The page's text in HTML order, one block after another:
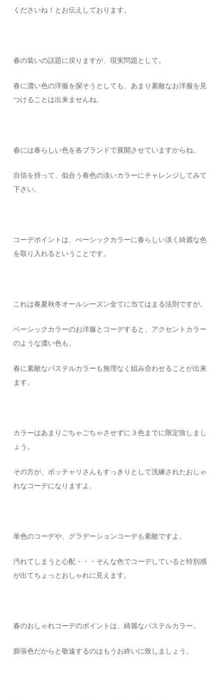
くださいね！とお伝えしております。
春の装いの話題に戻りますが、現実問題として。
春に濃い色の洋服を探そうとしても、あまり素敵なお洋服を見
つけることは出来ませんね。
春には春らしい色を各ブランドで展開させていますからね。
自信を持って、似合う春色の淡いカラーにチャレンジしてみて
下さい。
コーデポイントは、べーシックカラーに春らしい淡く綺麗な色
を取り入れるということです。
これは春夏秋冬オールシーズン全てに当てはまる法則ですが。
ベーシックカラーのお洋服とコーデすると、アクセントカラー
のような濃い色も。
春に素敵なパステルカラーも無理なく組み合わせることが出来
ます。
カラーはあまりごちゃごちゃさせずに３色までに限定致しまし
ょう。
その方が、ポッチャリさんもすっきりとして洗練されたおしゃ
れなコーデになりますよ。
単色のコーデや、グラデーションコーデも素敵ですよ。
汚れてしまうと心配・・・そんな色でコーデしていると特別感
が出てちょっとおしゃれに見えます。
春のおしゃれコーデのポイントは、綺麗なパステルカラー。
膨張色だからと敬遠するのはもうお終いに致しましょう。